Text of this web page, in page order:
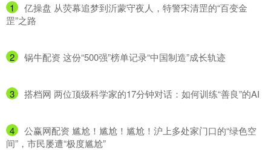
1
​亿操盘 从荧幕追梦到沂蒙守夜人，特警宋清罡的“百变金
罡”之路
2 ​锅牛配资 这份“500强”榜单记录“中国制造”成长轨迹
3 ​搭档网 两位顶级科学家的17分钟对话：如何训练“善良”的AI
4
​公赢网配资 尴尬！尴尬！尴尬！沪上多处家门口的“绿色空
间”，市民屡遭“极度尴尬”